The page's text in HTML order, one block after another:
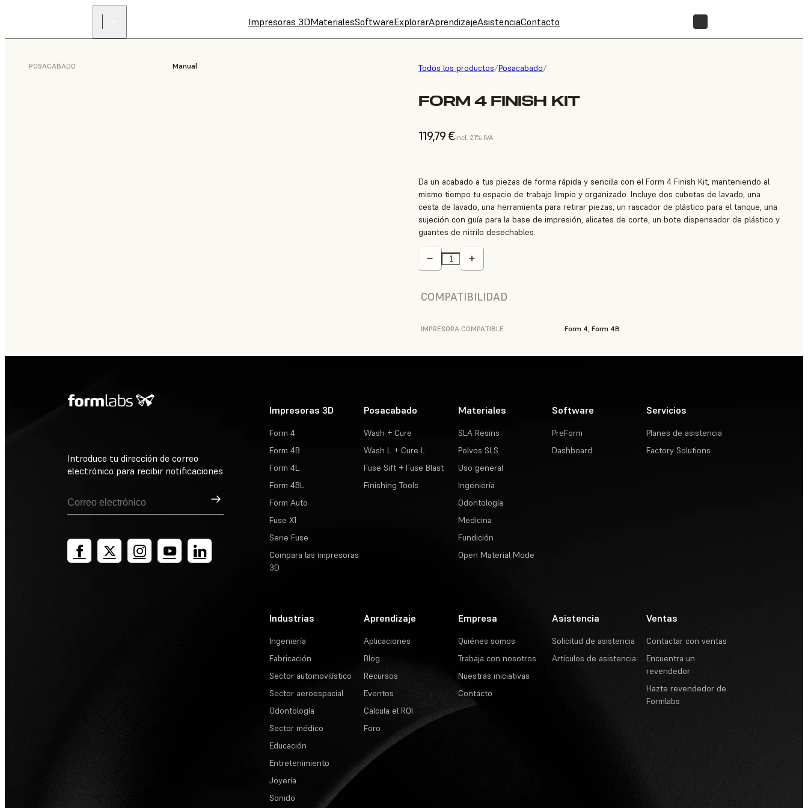
Impresoras 3DMaterialesSoftwareExplorarAprendizajeAsistenciaContacto
Todos los productos/Posacabado/
FORM 4 FINISH KIT
119,79 €incl. 21% IVA
POSACABADO Manual
Da un acabado a tus piezas de forma rápida y sencilla con el Form 4 Finish Kit, manteniendo al
mismo tiempo tu espacio de trabajo limpio y organizado. Incluye dos cubetas de lavado, una
cesta de lavado, una herramienta para retirar piezas, un rascador de plástico para el tanque, una
sujeción con guía para la base de impresión, alicates de corte, un bote dispensador de plástico y
guantes de nitrilo desechables.
COMPATIBILIDAD
IMPRESORA COMPATIBLE Form 4, Form 4B
Introduce tu dirección de correo
electrónico para recibir notificaciones
Suscribirse
Impresoras 3D
Form 4
Form 4B
Form 4L
Form 4BL
Form Auto
Fuse X1
Serie Fuse
Compara las impresoras
3D
Posacabado
Wash + Cure
Wash L + Cure L
Fuse Sift + Fuse Blast
Finishing Tools
Materiales
SLA Resins
Polvos SLS
Uso general
Ingeniería
Odontología
Medicina
Fundición
Open Material Mode
Software
PreForm
Dashboard
Servicios
Planes de asistencia
Factory Solutions
Industrias
Ingeniería
Fabricación
Sector automovilístico
Sector aeroespacial
Odontología
Sector médico
Educación
Entretenimiento
Joyería
Sonido
Aprendizaje
Aplicaciones
Blog
Recursos
Eventos
Calcula el ROI
Foro
Empresa
Quiénes somos
Trabaja con nosotros
Nuestras iniciativas
Contacto
Asistencia
Solicitud de asistencia
Artículos de asistencia
Ventas
Contactar con ventas
Encuentra un
revendedor
Hazte revendedor de
Formlabs